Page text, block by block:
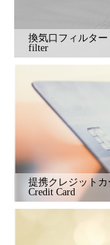
換気口フィルター
filter
提携クレジットカ
Credit Card